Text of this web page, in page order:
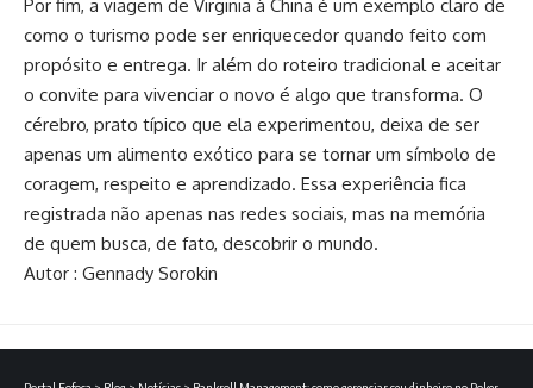
Por fim, a viagem de Virginia à China é um exemplo claro de
como o turismo pode ser enriquecedor quando feito com
propósito e entrega. Ir além do roteiro tradicional e aceitar
o convite para vivenciar o novo é algo que transforma. O
cérebro, prato típico que ela experimentou, deixa de ser
apenas um alimento exótico para se tornar um símbolo de
coragem, respeito e aprendizado. Essa experiência fica
registrada não apenas nas redes sociais, mas na memória
de quem busca, de fato, descobrir o mundo.
Autor : Gennady Sorokin